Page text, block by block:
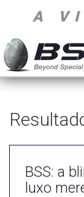
A
BSS: a
luxo